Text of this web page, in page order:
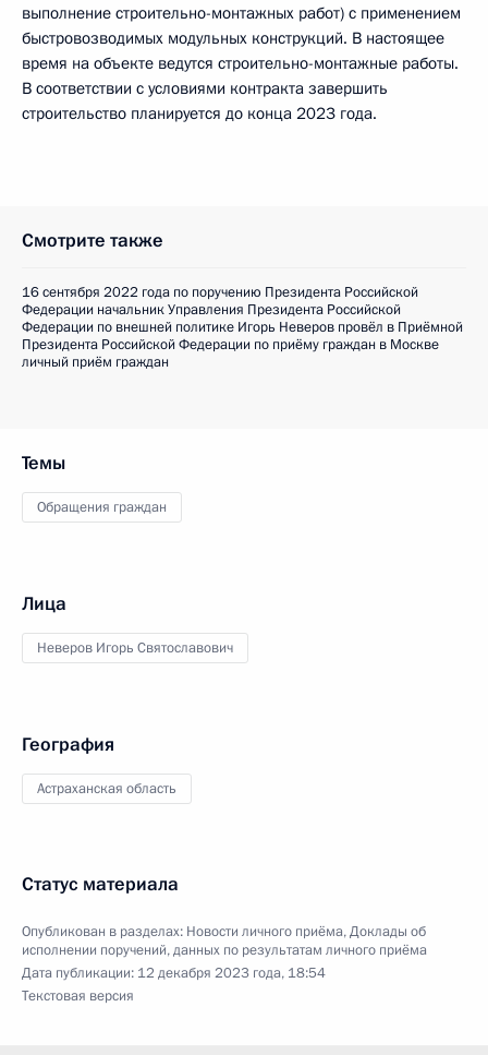
выполнение строительно-монтажных работ) с применением
быстровозводимых модульных конструкций. В настоящее
время на объекте ведутся строительно-монтажные работы.
В соответствии с условиями контракта завершить
строительство планируется до конца 2023 года.
Смотрите также
16 сентября 2022 года по поручению Президента Российской
Федерации начальник Управления Президента Российской
Федерации по внешней политике Игорь Неверов провёл в Приёмной
Президента Российской Федерации по приёму граждан в Москве
личный приём граждан
Темы
Обращения граждан
Лица
Неверов Игорь Святославович
География
Астраханская область
Статус материала
Опубликован в разделах: Новости личного приёма,Доклады об
исполнении поручений, данных по результатам личного приёма
Дата публикации: 12 декабря 2023 года, 18:54
Текстовая версия